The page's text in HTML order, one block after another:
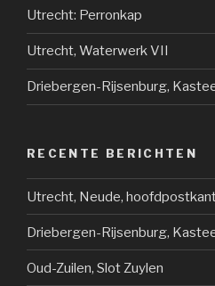
Utrecht: Perronkap
Utrecht, Waterwerk VII
Driebergen-Rijsenburg,
RECENTE BERICHTEN
Utrecht, Neude,
Driebergen-Rijsenburg,
Oud-Zuilen, Slot Zuylen